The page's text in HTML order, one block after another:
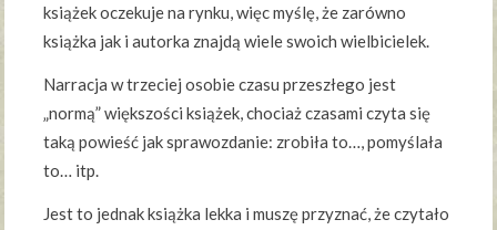
książek oczekuje na rynku, więc myślę, że zarówno
książka jak i autorka znajdą wiele swoich wielbicielek.
Narracja w trzeciej osobie czasu przeszłego jest
„normą” większości książek, chociaż czasami czyta się
taką powieść jak sprawozdanie: zrobiła to…, pomyślała
to… itp.
Jest to jednak książka lekka i muszę przyznać, że czytało